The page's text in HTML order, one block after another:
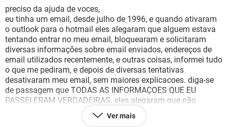
INSTAGRAM
GUIA DE COMPRAS
OUTLOOK
INSTAGRAM GMAIL
GUIA DE COMPRAS
JOGOS
CELULAR FACEBOOK
OUTLOOK EXCEL
INSTAGRAM GMAIL
GUIA DE COMPRAS
preciso da ajuda de voces,
eu tinha um email, desde julho de 1996, e quando ativaram
o outlook para o hotmail eles alegaram que alguem estava
tentando entrar no meu email, bloquearam e solicitaram
diversas informações sobre email enviados, endereços de
email utilizados recentemente, e outras coisas, informei tudo
o que me pediram, e depois de diversas tentativas
desativaram meu email, sem maiores explicacoes. diga-se
de passagem que TODAS AS INFORMAÇOES QUE EU
PASSEI ERAM VERDADEIRAS. eles alegaram que não
correspondia ao informado.
RESULTADO: perdi 31 anos de email, lembrancas,
Ver mais